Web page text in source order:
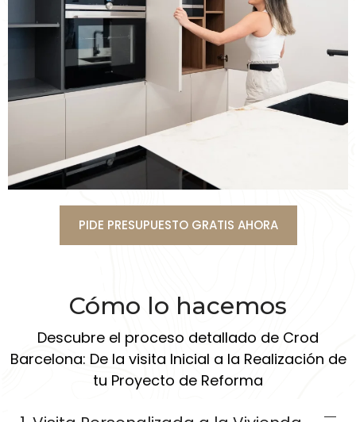
PIDE PRESUPUESTO GRATIS AHORA
Cómo lo hacemos
Descubre el proceso detallado de Crod
Barcelona: De la visita Inicial a la Realización de
tu Proyecto de Reforma